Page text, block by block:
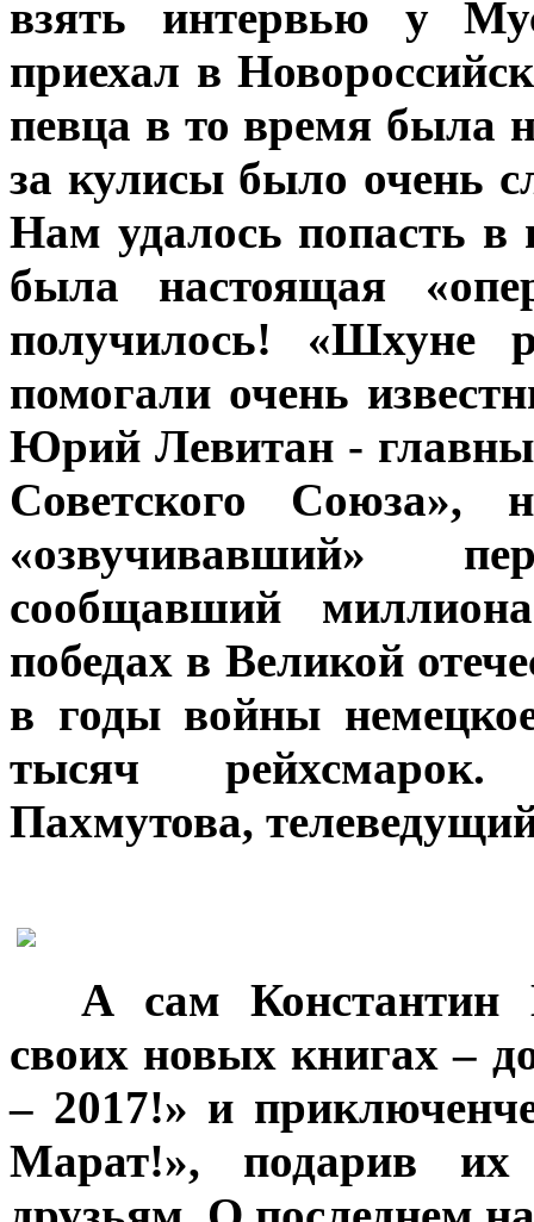
взять интервью у
приехал в
певца в то время была
за кулисы было очень
Нам удалось попасть в
была настоящая
получилось! «Шхуне
помогали очень
Юрий Левитан -
Советского Союза»,
«озвучивавший»
сообщавший
победах в Великой
в годы войны
тысяч рейхсмарок.
Пахмутова,
А сам Константин
своих новых книгах –
– 2017!» и
Марат!», подарив их